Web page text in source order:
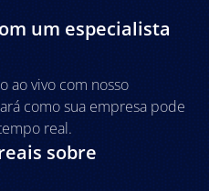
um especialista
ao vivo com nosso
como sua empresa pode
real.
sobre